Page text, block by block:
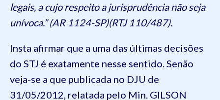
legais, a cujo respeito a jurisprudência não seja
unívoca.” (AR 1124-SP)(RTJ 110/487).
Insta afirmar que a uma das últimas decisões
do STJ é exatamente nesse sentido. Senão
veja-se a que publicada no DJU de
31/05/2012, relatada pelo Min. GILSON